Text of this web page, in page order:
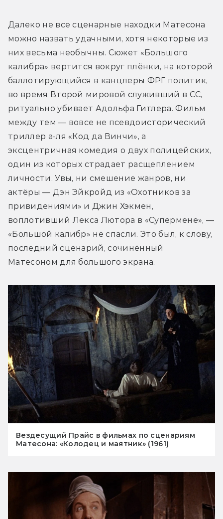
Далеко не все сценарные находки Матесона
можно назвать удачными, хотя некоторые из
них весьма необычны. Сюжет «Большого
калибра» вертится вокруг плёнки, на которой
баллотирующийся в канцлеры ФРГ политик,
во время Второй мировой служивший в СС,
ритуально убивает Адольфа Гитлера. Фильм
между тем — вовсе не псевдоисторический
триллер а-ля «Код да Винчи», а
эксцентричная комедия о двух полицейских,
один из которых страдает расщеплением
личности. Увы, ни смешение жанров, ни
актёры — Дэн Эйкройд из «Охотников за
привидениями» и Джин Хэкмен,
воплотивший Лекса Лютора в «Супермене», —
«Большой калибр» не спасли. Это был, к слову,
последний сценарий, сочинённый
Матесоном для большого экрана.
Вездесущий Прайс в фильмах по сценариям
Матесона: «Колодец и маятник» (1961)